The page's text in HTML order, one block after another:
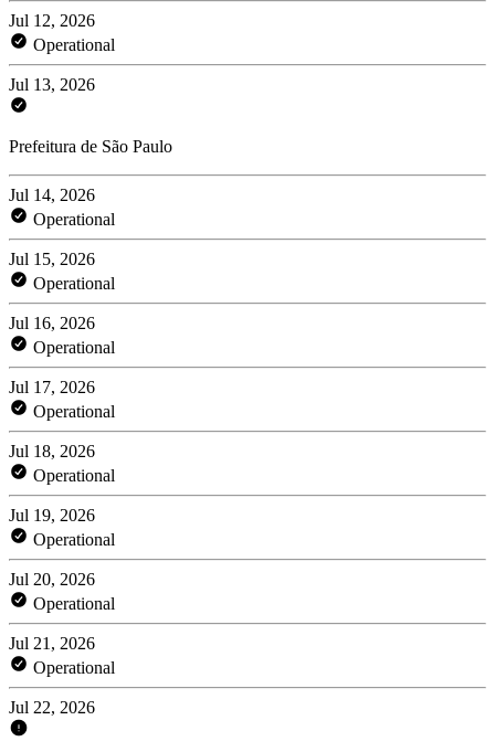
Jul 12, 2026
Operational
Jul 13, 2026
Prefeitura de São Paulo
Jul 14, 2026
Operational
Jul 15, 2026
Operational
Jul 16, 2026
Operational
Jul 17, 2026
Operational
Jul 18, 2026
Operational
Jul 19, 2026
Operational
Jul 20, 2026
Operational
Jul 21, 2026
Operational
Jul 22, 2026